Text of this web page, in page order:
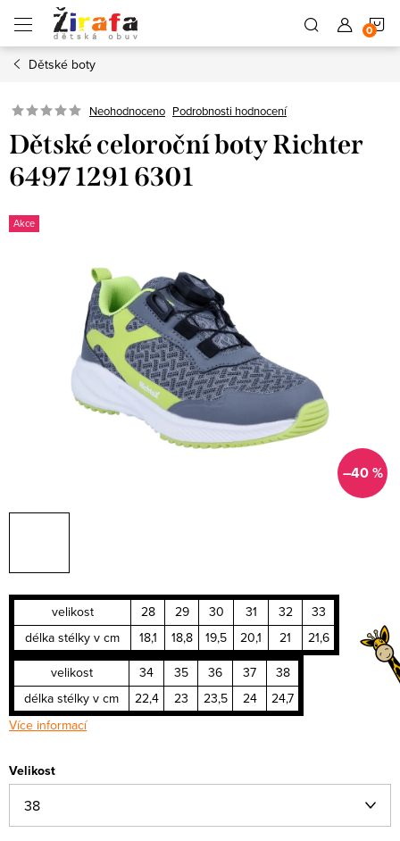
obsah
Dětské boty
Neohodnoceno Podrobnosti hodnocení
Dětské celoroční boty Richter
6497 1291 6301
Akce
–40 %
velikost 28 29 30 31 32
33
délka stélky v cm
18,1 18,8 19,5 20,1 21
21,6
velikost
34 35 36 37
38
délka stélky v cm
22,4 23 23,5 24
24,7
Více informací
Velikost